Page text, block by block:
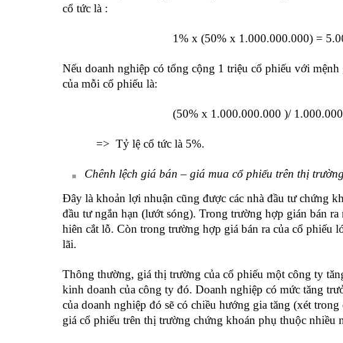
cổ tức là :
1% x (50% x 1.000.000.000) =
Nếu doanh nghiệp có tổng cộng 1 triệu cổ phiếu với
của mỗi cổ phiếu là:
(50% x 1.000.000.000 )/ 1.000.000 =
=> Tỷ lệ cổ tức là 5%.
Chênh lệch giá bán – giá mua cổ phiếu trên thị
Đây là khoản lợi nhuận cũng được các nhà đầu tư chứng
đầu tư ngắn hạn (lướt sóng). Trong trường hợp gián bán
hiên cắt lỗ. Còn trong trường hợp giá bán ra của cổ phiếu
lãi.
Thông thường, giá thị trường của cổ phiếu một công ty
kinh doanh của công ty đó. Doanh nghiệp có mức tăng
của doanh nghiệp đó sẽ có chiều hướng gia tăng (xét
giá cổ phiếu trên thị trường chứng khoán phụ thuộc nhiều